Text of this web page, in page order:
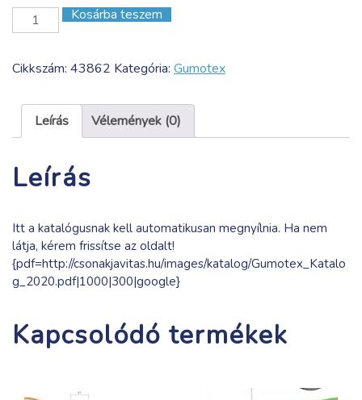
2
mennyiség
Kosárba teszem
Cikkszám: 43862 Kategória: Gumotex
Leírás Vélemények (0)
Leírás
Itt a katalógusnak kell automatikusan megnyílnia. Ha nem
látja, kérem frissítse az oldalt!
{pdf=http://csonakjavitas.hu/images/katalog/Gumotex_Katalo
g_2020.pdf|1000|300|google}
Kapcsolódó termékek